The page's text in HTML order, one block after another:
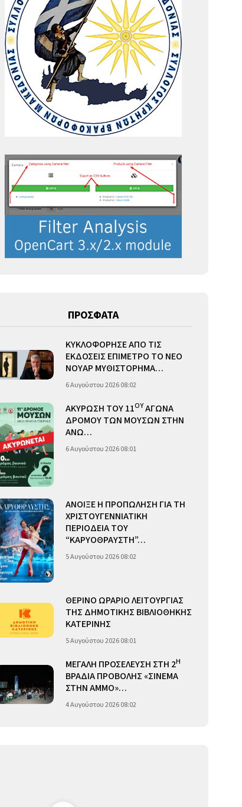
ΠΡΟΣΦΑΤΑ
ΚΥΚΛΟΦΟΡΗΣΕ ΑΠΟ ΤΙΣ
ΕΚΔΟΣΕΙΣ ΕΠΙΜΕΤΡΟ ΤΟ ΝΕΟ
ΝΟΥΑΡ ΜΥΘΙΣΤΟΡΗΜΑ…
6 Αυγούστου 2026 08:02
ΑΚΥΡΩΣΗ ΤΟΥ 11ΟΥΑΓΩΝΑ
ΔΡΟΜΟΥ ΤΩΝ ΜΟΥΣΩΝ ΣΤΗΝ
ΑΝΩ…
6 Αυγούστου 2026 08:01
ΑΝΟΙΞΕ Η ΠΡΟΠΩΛΗΣΗ ΓΙΑ ΤΗ
ΧΡΙΣΤΟΥΓΕΝΝΙΑΤΙΚΗ
ΠΕΡΙΟΔΕΙΑ ΤΟΥ
“ΚΑΡΥΟΘΡΑΥΣΤΗ”…
5 Αυγούστου 2026 08:02
ΘΕΡΙΝΟ ΩΡΑΡΙΟ ΛΕΙΤΟΥΡΓΙΑΣ
ΤΗΣ ΔΗΜΟΤΙΚΗΣ ΒΙΒΛΙΟΘΗΚΗΣ
ΚΑΤΕΡΙΝΗΣ
5 Αυγούστου 2026 08:01
ΜΕΓΑΛΗ ΠΡΟΣΕΛΕΥΣΗ ΣΤΗ 2Η
ΒΡΑΔΙΑ ΠΡΟΒΟΛΗΣ «ΣΙΝΕΜΑ
ΣΤΗΝ ΑΜΜΟ»…
4 Αυγούστου 2026 08:02